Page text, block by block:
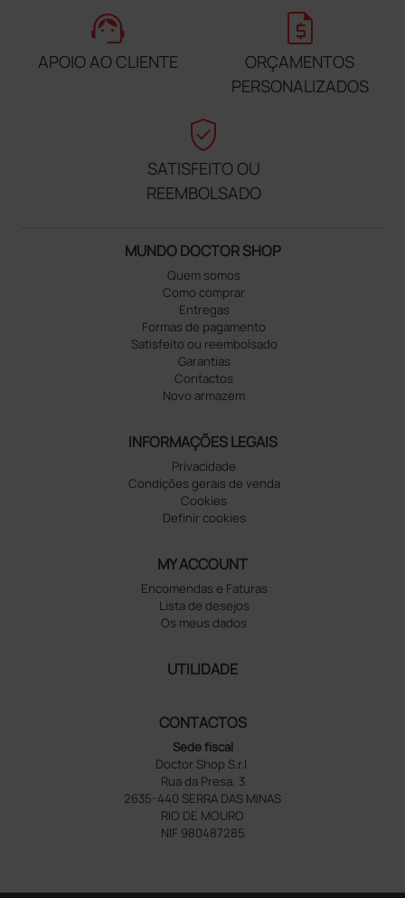
support_agent
APOIO AO CLIENTE
request_quote
ORÇAMENTOS
PERSONALIZADOS
verified_user
SATISFEITO OU
REEMBOLSADO
MUNDO DOCTOR SHOP
Quem somos
Como comprar
Entregas
Formas de pagamento
Satisfeito ou reembolsado
Garantias
Contactos
Novo armazém
INFORMAÇÕES LEGAIS
Privacidade
Condições gerais de venda
Cookies
Definir cookies
MY ACCOUNT
Encomendas e Faturas
Lista de desejos
Os meus dados
UTILIDADE
CONTACTOS
Sede fiscal
Doctor Shop S.r.l.
Rua da Presa, 3
2635-440 SERRA DAS MINAS
RIO DE MOURO
NIF 980487285